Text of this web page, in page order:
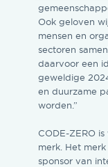
Ook geloven
mensen en
sectoren
daarvoor een
geweldige
en duurzame
worden.”
CODE-ZERO
merk. Het
sponsor van